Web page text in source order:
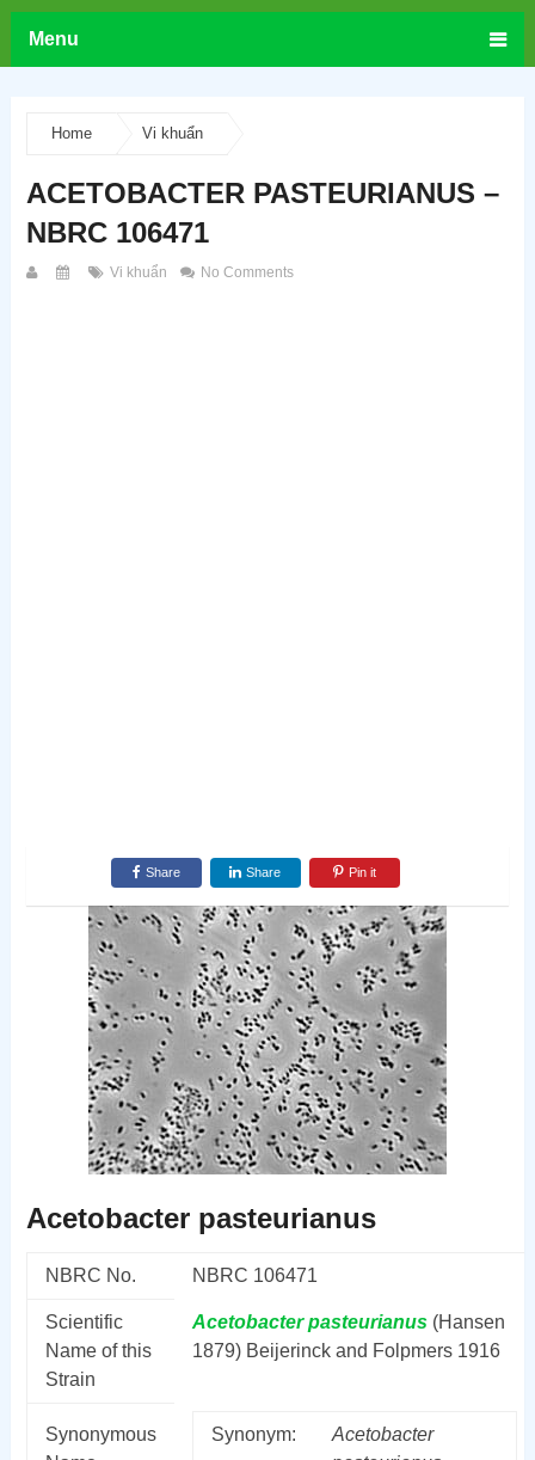
Menu
Home Vi khuẩn
ACETOBACTER PASTEURIANUS –
NBRC 106471
Vi khuẩn No Comments
Share Share Pin it
Acetobacter pasteurianus
NBRC No. NBRC 106471
Scientific
Name of this
Strain
Acetobacter pasteurianus(Hansen
1879) Beijerinck and Folpmers 1916
Synonymous
Synonym:
Acetobacter